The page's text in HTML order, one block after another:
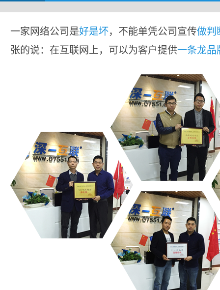
一家网络公司是好是坏，不能单凭公司宣传做判
张的说：在互联网上，可以为客户提供一条龙品